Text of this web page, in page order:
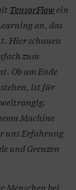
TensorFlowein
an, das
Hier schauen
zum
Ob am Ende
ist für
Machine
uns Erfahrung
und Grenzen
Menschen bei